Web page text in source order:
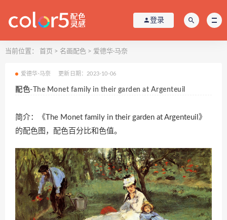
登录
当前位置： 首页 > 名画配色 > 爱德华·马奈
爱德华·马奈 更新日期：2023-10-06
配色-The Monet family in their garden at Argenteuil
简介：《The Monet family in their garden at Argenteuil》
的配色图，配色百分比和色值。